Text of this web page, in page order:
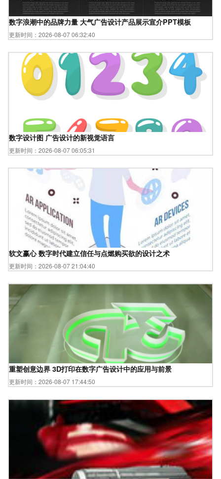
数字浪潮中的品牌力量 大气广告设计产品展示宣介PPT模板
更新时间：2026-08-07 06:32:40
数字设计图 广告设计的新视觉语言
更新时间：2026-08-07 06:05:31
软文赢心 数字时代建立信任与点燃购买欲的设计之术
更新时间：2026-08-07 21:04:40
重塑创意边界 3D打印在数字广告设计中的应用与前景
更新时间：2026-08-07 17:44:50